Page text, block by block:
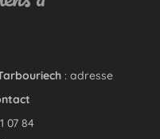
: adresse
07 84